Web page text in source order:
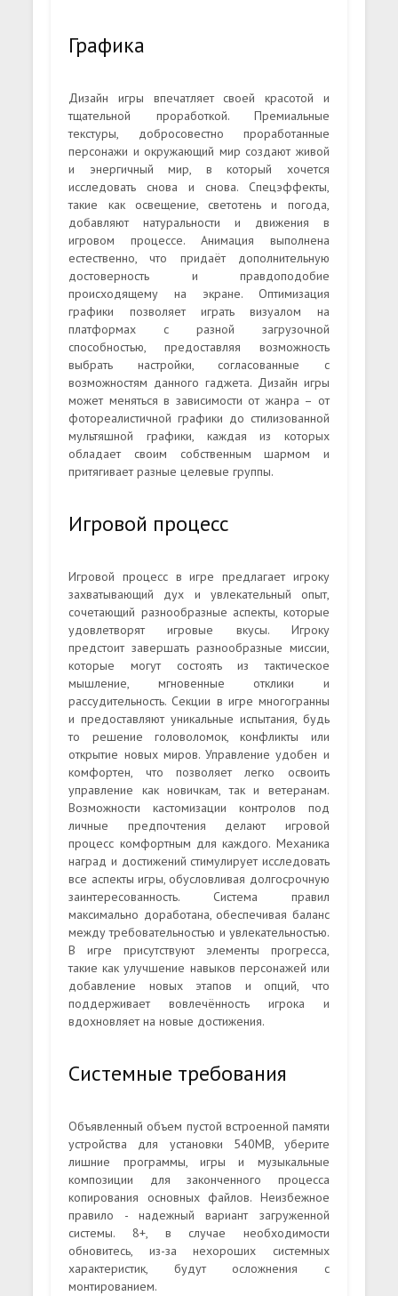
Графика
Дизайн игры впечатляет своей красотой и
тщательной проработкой. Премиальные
текстуры, добросовестно проработанные
персонажи и окружающий мир создают живой
и энергичный мир, в который хочется
исследовать снова и снова. Спецэффекты,
такие как освещение, светотень и погода,
добавляют натуральности и движения в
игровом процессе. Анимация выполнена
естественно, что придаёт дополнительную
достоверность и правдоподобие
происходящему на экране. Оптимизация
графики позволяет играть визуалом на
платформах с разной загрузочной
способностью, предоставляя возможность
выбрать настройки, согласованные с
возможностям данного гаджета. Дизайн игры
может меняться в зависимости от жанра – от
фотореалистичной графики до стилизованной
мультяшной графики, каждая из которых
обладает своим собственным шармом и
притягивает разные целевые группы.
Игровой процесс
Игровой процесс в игре предлагает игроку
захватывающий дух и увлекательный опыт,
сочетающий разнообразные аспекты, которые
удовлетворят игровые вкусы. Игроку
предстоит завершать разнообразные миссии,
которые могут состоять из тактическое
мышление, мгновенные отклики и
рассудительность. Секции в игре многогранны
и предоставляют уникальные испытания, будь
то решение головоломок, конфликты или
открытие новых миров. Управление удобен и
комфортен, что позволяет легко освоить
управление как новичкам, так и ветеранам.
Возможности кастомизации контролов под
личные предпочтения делают игровой
процесс комфортным для каждого. Механика
наград и достижений стимулирует исследовать
все аспекты игры, обусловливая долгосрочную
заинтересованность. Система правил
максимально доработана, обеспечивая баланс
между требовательностью и увлекательностью.
В игре присутствуют элементы прогресса,
такие как улучшение навыков персонажей или
добавление новых этапов и опций, что
поддерживает вовлечённость игрока и
вдохновляет на новые достижения.
Системные требования
Объявленный объем пустой встроенной памяти
устройства для установки 540MB, уберите
лишние программы, игры и музыкальные
композиции для законченного процесса
копирования основных файлов. Неизбежное
правило - надежный вариант загруженной
системы. 8+, в случае необходимости
обновитесь, из-за нехороших системных
характеристик, будут осложнения с
монтированием.